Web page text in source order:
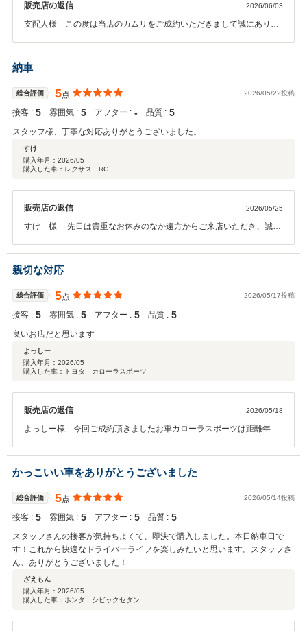
販売店の返信 2026/06/03
支配人様 この度は当店のカムリをご成約いただきまして誠にありが
ていただいております。どなたでもご不安な点が無いよう親切丁寧を
な接客に今後も努めて参ります。納車までお時間がございますがしっ
納車
総合評価 5点 2026/05/22投稿
接客 : 5 雰囲気 : 5 アフター : ‐ 品質 : 5
スタッフ様、丁寧な対応ありがとうございました。
すけ
購入年月： 2026/05
購入した車：レクサス RC
販売店の返信 2026/05/25
すけ 様 先日は貴重なお休みのなか遠方からご来店いただき、誠に
方にはなりますが、お困りごと等ございましたらお気軽にご連絡くだ
さいませ。 この度はご契約頂きまして、誠にありがとうございまし
た。
親切な対応
総合評価 5点 2026/05/17投稿
接客 : 5 雰囲気 : 5 アフター : 5 品質 : 5
良いお店だと思います
よっしー
購入年月： 2026/05
購入した車：トヨタ カローラスポーツ
販売店の返信 2026/05/18
よっしー様 今回ご成約頂きましたお車カローラスポーツは距離年式
に心がけております。今後もこのような温かいお言葉が頂けるよう取
組んで参ります。この度はありがとうございました。
かっこいい車をありがとうございました
総合評価 5点 2026/05/14投稿
接客 : 5 雰囲気 : 5 アフター : 5 品質 : 5
スタッフさんの接客が気持ちよくて、即決で購入しました。本日納車日で
す！これから快適なドライバーライフを楽しみたいと思います。スタッフさ
ん、ありがとうございました！
ざえもん
購入年月： 2026/05
購入した車：ホンダ シビックセダン